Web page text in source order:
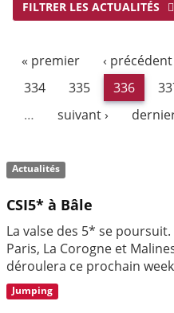
FILTRER LES ACTUALITÉS
« premier ‹ précédent
334
335 336
…
suivant ›
Actualités
CSI5* à Bâle
La valse des 5* se
Paris, La Corogne et
déroulera ce prochain
Jumping